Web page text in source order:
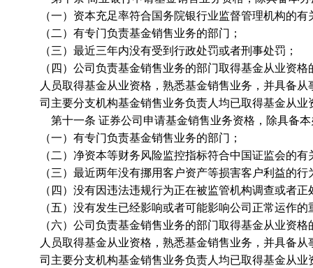
（一）资本充足率符合国务院银行业监督管理机构的有
（二）有专门负责基金销售业务的部门；
（三）最近三年内没有受到行政处罚或者刑事处罚；
（四）公司负责基金销售业务的部门取得基金从业资
人员取得基金从业资格，熟悉基金销售业务，并具备
司主要分支机构基金销售业务负责人均已取得基金从业
第十一条 证券公司申请基金销售业务资格，除具备
（一）有专门负责基金销售业务的部门；
（二）净资本等财务风险监控指标符合中国证监会的有
（三）最近两年没有挪用客户资产等损害客户利益的行
（四）没有因违法违规行为正在被监管机构调查或者
（五）没有发生已经影响或者可能影响公司正常运作
（六）公司负责基金销售业务的部门取得基金从业资
人员取得基金从业资格，熟悉基金销售业务，并具备
司主要分支机构基金销售业务负责人均已取得基金从业